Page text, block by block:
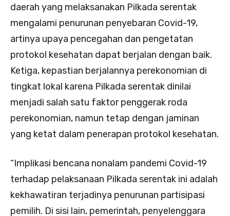
daerah yang melaksanakan Pilkada serentak
mengalami penurunan penyebaran Covid-19,
artinya upaya pencegahan dan pengetatan
protokol kesehatan dapat berjalan dengan baik.
Ketiga, kepastian berjalannya perekonomian di
tingkat lokal karena Pilkada serentak dinilai
menjadi salah satu faktor penggerak roda
perekonomian, namun tetap dengan jaminan
yang ketat dalam penerapan protokol kesehatan.
“Implikasi bencana nonalam pandemi Covid-19
terhadap pelaksanaan Pilkada serentak ini adalah
kekhawatiran terjadinya penurunan partisipasi
pemilih. Di sisi lain, pemerintah, penyelenggara